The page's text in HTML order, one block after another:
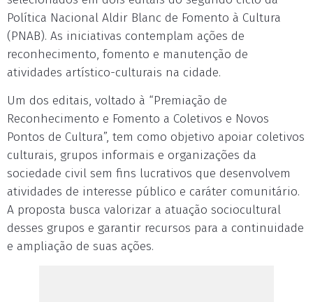
Política Nacional Aldir Blanc de Fomento à Cultura
(PNAB). As iniciativas contemplam ações de
reconhecimento, fomento e manutenção de
atividades artístico-culturais na cidade.
Um dos editais, voltado à “Premiação de
Reconhecimento e Fomento a Coletivos e Novos
Pontos de Cultura”, tem como objetivo apoiar coletivos
culturais, grupos informais e organizações da
sociedade civil sem fins lucrativos que desenvolvem
atividades de interesse público e caráter comunitário.
A proposta busca valorizar a atuação sociocultural
desses grupos e garantir recursos para a continuidade
e ampliação de suas ações.